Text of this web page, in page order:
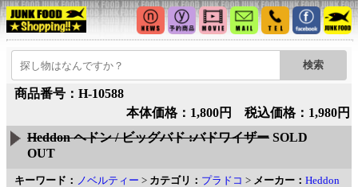
商品番号：H-10588
本体価格：1,800円 税込価格：1,980円
Heddon ヘドン / ビッグバド :バドワイザー SOLD
OUT
キーワード： ノベルティー > カテゴリ： プラドコ > メーカー： Heddon